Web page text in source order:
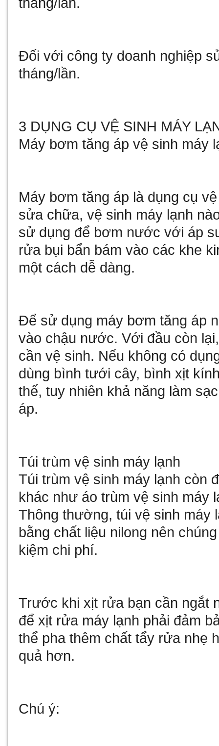
Đối với công ty doanh nghiệp
tháng/lần.
3 DỤNG CỤ VỆ SINH MÁY
Máy bơm tăng áp vệ sinh máy
Máy bơm tăng áp là dụng cụ
sửa chữa, vệ sinh máy lạnh
sử dụng để bơm nước với áp
rửa bụi bẩn bám vào các khe
một cách dễ dàng.
Để sử dụng máy bơm tăng áp
vào chậu nước. Với đầu còn
cần vệ sinh. Nếu không có
dùng bình tưới cây, bình xịt
thế, tuy nhiên khả năng làm
áp.
Túi trùm vệ sinh máy lạnh
Túi trùm vệ sinh máy lạnh còn
khác như áo trùm vệ sinh máy
Thông thường, túi vệ sinh
bằng chất liệu nilong nên
kiệm chi phí.
Trước khi xịt rửa bạn cần ngắt
để xịt rửa máy lạnh phải đảm
thể pha thêm chất tẩy rửa nhẹ
quả hơn.
Chú ý: